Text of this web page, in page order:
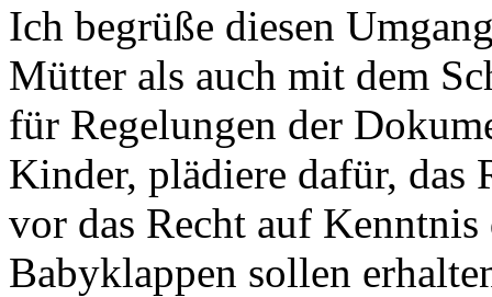
Ich begrüße diesen
Mütter als auch mit dem
für Regelungen der
Kinder, plädiere dafür, das
vor das Recht auf
Babyklappen sollen